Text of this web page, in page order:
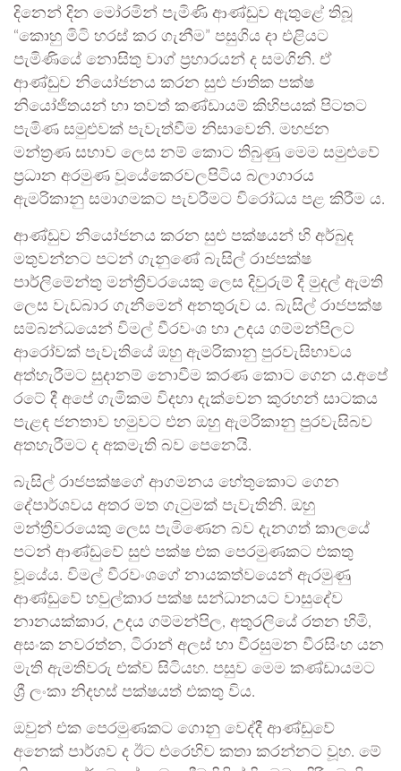
දිනෙන් දින මෝරමින් පැමිණි ආණ්ඩුව ඇතුළේ තිබූ
“කොහු මිටි හරස් කර ගැනීම” පසුගිය දා එළියට
පැමිණියේ නොසිතු වාග් ප්‍රහාරයන් ද සමගිනි. ඒ
ආණ්ඩුව නියෝජනය කරන සුළු ජාතික පක්ෂ
නියෝජිතයන් හා තවත් කණ්ඩායම් කිහිපයක් පිටතට
පැමිණ සමුළුවක් පැවැත්වීම නිසාවෙනි. මහජන
මන්ත්‍රණ සභාව ලෙස නම් කොට තිබුණු මෙම සමුළුවේ
ප්‍රධාන අරමුණ වූයේකෙරවලපිටිය බලාගාරය
ඇමරිකානු සමාගමකට පැවරීමට විරෝධය පළ කිරීම ය.
ආණ්ඩුව නියෝජනය කරන සුළු පක්ෂයන් හි අර්බුද
මතුවන්නට පටන් ගැනුණේ බැසිල් රාජපක්ෂ
පාර්ලිමේන්තු මන්ත්‍රීවරයෙකු ලෙස දිවුරුම් දී මුදල් ඇමති
ලෙස වැඩබාර ගැනීමෙන් අනතුරුව ය. බැසිල් රාජපක්ෂ
සම්බන්ධයෙන් විමල් වීරවංශ හා උදය ගම්මන්පිලට
ආරෝවක් පැවැතියේ ඔහු ඇමරිකානු පුරවැසිභාවය
අත්හැරීමට සුදානම් නොවීම කරණ කොට ගෙන ය.අපේ
රටේ දී අපේ ගැමිකම විදහා දැක්වෙන කුරහන් සාටකය
පැළඳ ජනතාව හමුවට එන ඔහු ඇමරිකානු පුරවැසිබව
අතහැරීමට ද අකමැති බව පෙනෙයි.
බැසිල් රාජපක්ෂගේ ආගමනය හේතුකොට ගෙන
දේපාර්ශවය අතර මත ගැටුමක් පැවැතිනි. ඔහු
මන්ත්‍රීවරයෙකු ලෙස පැමිණෙන බව දැනගත් කාලයේ
පටන් ආණ්ඩුවේ සුළු පක්ෂ එක පෙරමුණකට එකතු
වූයේය. විමල් වීරවංශගේ නායකත්වයෙන් ඇරමුණු
ආණ්ඩුවේ හවුල්කාර පක්ෂ සන්ධානයට වාසුදේව
නානයක්කාර, උදය ගම්මන්පිල, අතුරලියේ රතන හිමි,
අසංක නවරත්න, ටිරාන් අලස් හා වීරසුමන වීරසිංහ යන
මැති ඇමතිවරු එක්ව සිටියහ. පසුව මෙම කණ්ඩායමට
ශ්‍රී ලංකා නිදහස් පක්ෂයත් එකතු විය.
ඔවුන් එක පෙරමුණකට ගොනු වෙද්දී ආණ්ඩුවේ
අනෙක් පාර්ශව ද ඊට එරෙහිව කතා කරන්නට වූහ. මේ